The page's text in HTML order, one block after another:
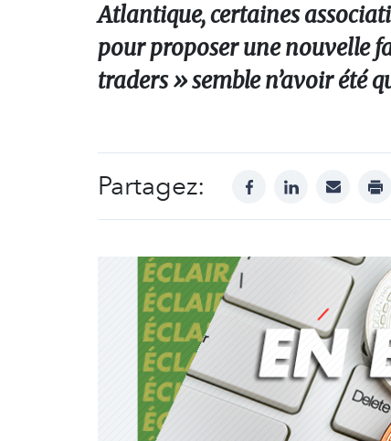
Atlantique, certaines
pour proposer une nouvelle
traders » semble n’avoir été
Partagez: facebooklinkedinmail